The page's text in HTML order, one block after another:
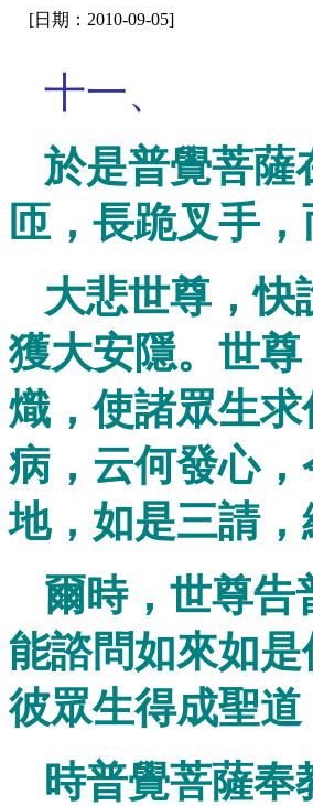
[日期：2010-09-05]
十一、
於是普覺菩薩
匝，長跪叉手
大悲世尊，快
獲大安隱。世
熾，使諸眾生
病，云何發心
地，如是三請
爾時，世尊告
能諮問如來如
彼眾生得成聖
時普覺菩薩奉